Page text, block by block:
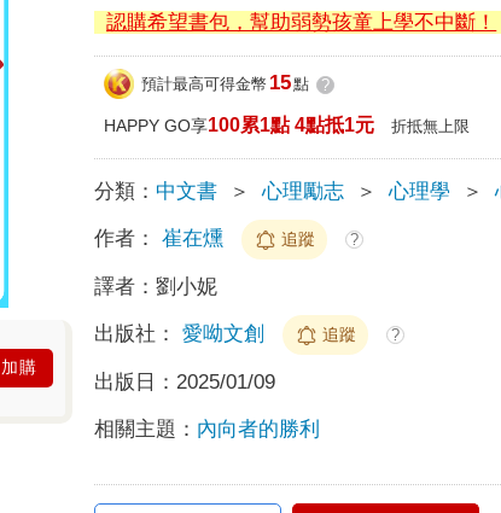
加購
認購希望書包，幫助弱勢孩童上學不中斷！
預計最高可得金幣 15點 ?
HAPPY GO享100累1點 4點抵1元 折抵無上限
分類： 中文書 ＞ 心理勵志 ＞ 心理學 ＞
作者： 崔在燻 追蹤 ?
譯者：劉小妮
出版社： 愛呦文創 追蹤 ?
出版日： 2025/01/09
相關主題： 內向者的勝利